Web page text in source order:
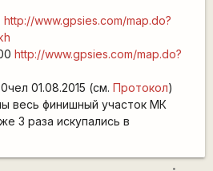
http://www.gpsies.com/map.do?
http://www.gpsies.com/map.do?
01.08.2015 (см. Протокол)
весь финишный участок МК
3 раза искупались в